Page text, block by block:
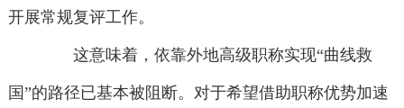
开展常规复评工作。
这意味着，依靠外地高级职称实现“曲线救
国”的路径已基本被阻断。对于希望借助职称优势加速